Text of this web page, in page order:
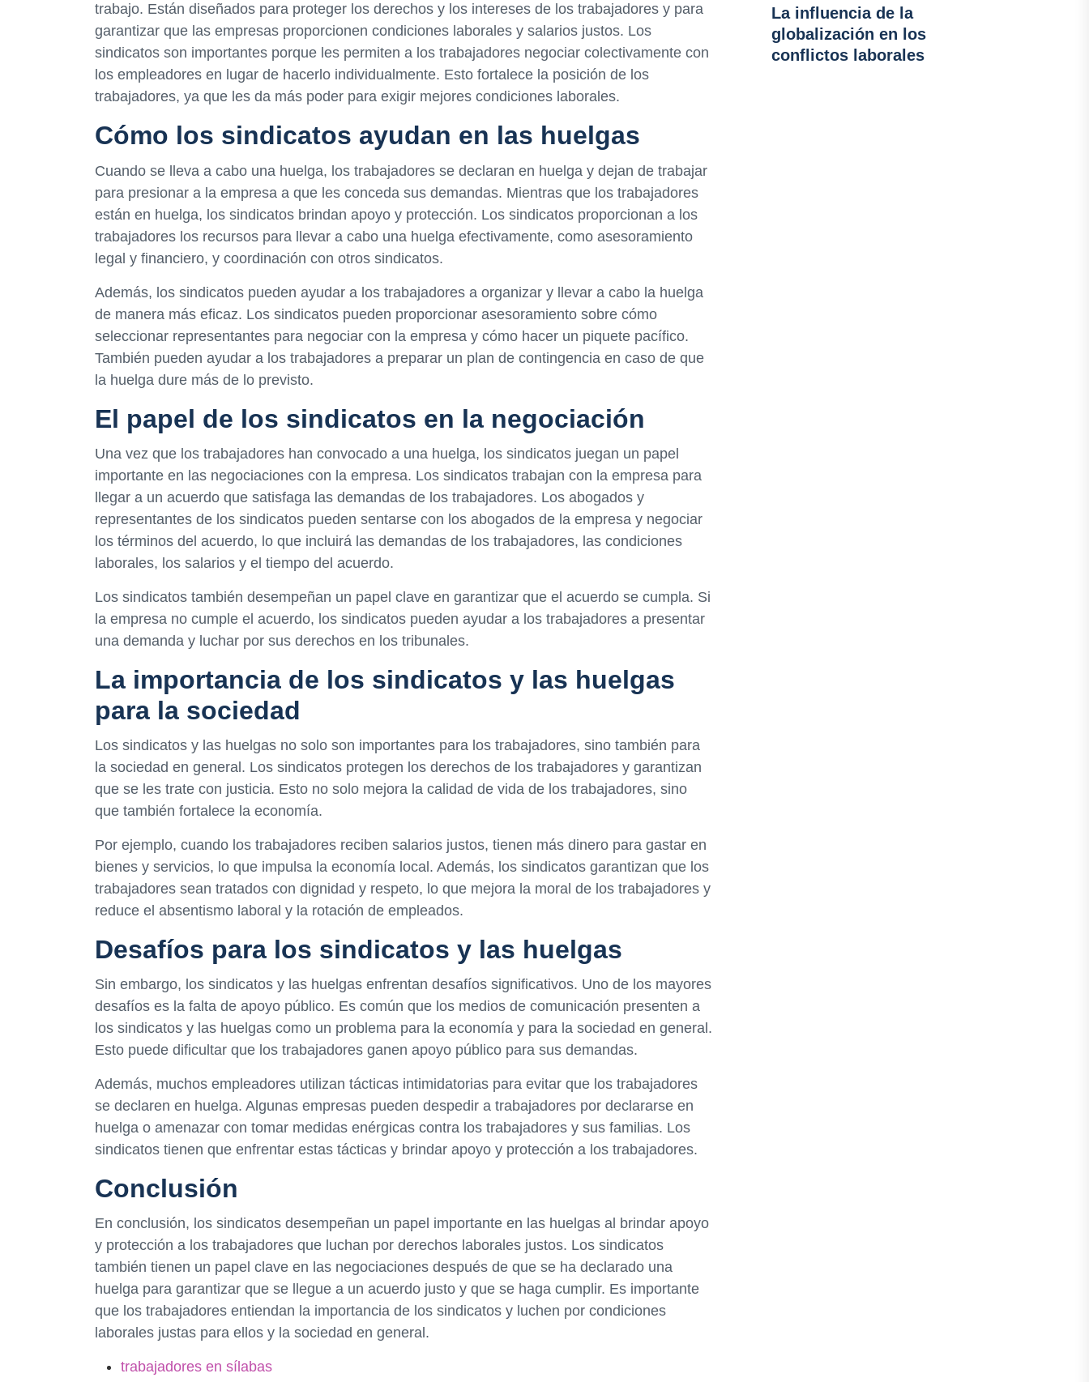
trabajo. Están diseñados para proteger los derechos y los intereses de los trabajadores y para
garantizar que las empresas proporcionen condiciones laborales y salarios justos. Los
sindicatos son importantes porque les permiten a los trabajadores negociar colectivamente con
los empleadores en lugar de hacerlo individualmente. Esto fortalece la posición de los
trabajadores, ya que les da más poder para exigir mejores condiciones laborales.
Cómo los sindicatos ayudan en las huelgas
Cuando se lleva a cabo una huelga, los trabajadores se declaran en huelga y dejan de trabajar
para presionar a la empresa a que les conceda sus demandas. Mientras que los trabajadores
están en huelga, los sindicatos brindan apoyo y protección. Los sindicatos proporcionan a los
trabajadores los recursos para llevar a cabo una huelga efectivamente, como asesoramiento
legal y financiero, y coordinación con otros sindicatos.
Además, los sindicatos pueden ayudar a los trabajadores a organizar y llevar a cabo la huelga
de manera más eficaz. Los sindicatos pueden proporcionar asesoramiento sobre cómo
seleccionar representantes para negociar con la empresa y cómo hacer un piquete pacífico.
También pueden ayudar a los trabajadores a preparar un plan de contingencia en caso de que
la huelga dure más de lo previsto.
El papel de los sindicatos en la negociación
Una vez que los trabajadores han convocado a una huelga, los sindicatos juegan un papel
importante en las negociaciones con la empresa. Los sindicatos trabajan con la empresa para
llegar a un acuerdo que satisfaga las demandas de los trabajadores. Los abogados y
representantes de los sindicatos pueden sentarse con los abogados de la empresa y negociar
los términos del acuerdo, lo que incluirá las demandas de los trabajadores, las condiciones
laborales, los salarios y el tiempo del acuerdo.
Los sindicatos también desempeñan un papel clave en garantizar que el acuerdo se cumpla. Si
la empresa no cumple el acuerdo, los sindicatos pueden ayudar a los trabajadores a presentar
una demanda y luchar por sus derechos en los tribunales.
La importancia de los sindicatos y las huelgas
para la sociedad
Los sindicatos y las huelgas no solo son importantes para los trabajadores, sino también para
la sociedad en general. Los sindicatos protegen los derechos de los trabajadores y garantizan
que se les trate con justicia. Esto no solo mejora la calidad de vida de los trabajadores, sino
que también fortalece la economía.
Por ejemplo, cuando los trabajadores reciben salarios justos, tienen más dinero para gastar en
bienes y servicios, lo que impulsa la economía local. Además, los sindicatos garantizan que los
trabajadores sean tratados con dignidad y respeto, lo que mejora la moral de los trabajadores y
reduce el absentismo laboral y la rotación de empleados.
Desafíos para los sindicatos y las huelgas
Sin embargo, los sindicatos y las huelgas enfrentan desafíos significativos. Uno de los mayores
desafíos es la falta de apoyo público. Es común que los medios de comunicación presenten a
los sindicatos y las huelgas como un problema para la economía y para la sociedad en general.
Esto puede dificultar que los trabajadores ganen apoyo público para sus demandas.
Además, muchos empleadores utilizan tácticas intimidatorias para evitar que los trabajadores
se declaren en huelga. Algunas empresas pueden despedir a trabajadores por declararse en
huelga o amenazar con tomar medidas enérgicas contra los trabajadores y sus familias. Los
sindicatos tienen que enfrentar estas tácticas y brindar apoyo y protección a los trabajadores.
Conclusión
En conclusión, los sindicatos desempeñan un papel importante en las huelgas al brindar apoyo
y protección a los trabajadores que luchan por derechos laborales justos. Los sindicatos
también tienen un papel clave en las negociaciones después de que se ha declarado una
huelga para garantizar que se llegue a un acuerdo justo y que se haga cumplir. Es importante
que los trabajadores entiendan la importancia de los sindicatos y luchen por condiciones
laborales justas para ellos y la sociedad en general.
trabajadores en sílabas
La influencia de la
globalización en los
conflictos laborales